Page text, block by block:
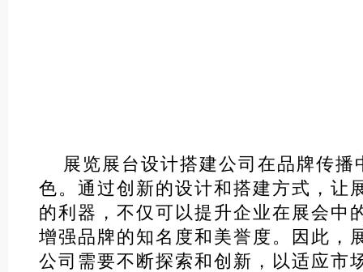
展览展台设计搭建公司在品牌传播
色。通过创新的设计和搭建方式，让
的利器，不仅可以提升企业在展会中
增强品牌的知名度和美誉度。因此，
公司需要不断探索和创新，以适应市